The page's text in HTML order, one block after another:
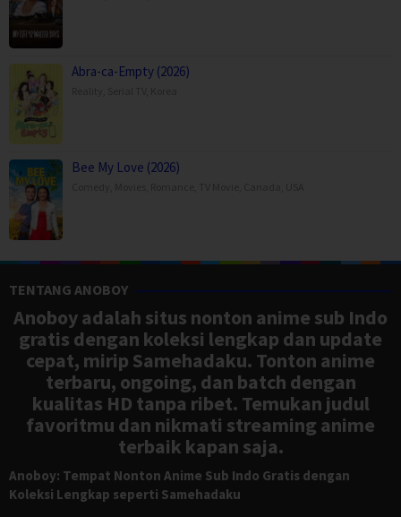
Abra-ca-Empty (2026)
Bee My Love (2026)
TENTANG ANOBOY
Anoboy adalah situs nonton anime sub Indo
gratis dengan koleksi lengkap dan update
cepat, mirip Samehadaku. Tonton anime
terbaru, ongoing, dan batch dengan
kualitas HD tanpa ribet. Temukan judul
favoritmu dan nikmati streaming anime
terbaik kapan saja.
Anoboy: Tempat Nonton Anime Sub Indo Gratis dengan
Koleksi Lengkap seperti Samehadaku